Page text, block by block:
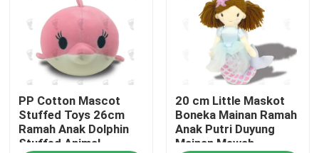
Mainan Mewah Lembut
Boneka Mainan Mewah
Mainan Mewah Kartun
Mainan Boneka Maskot
PP Cotton Mascot
Stuffed Toys 26cm
Ramah Anak Dolphin
Stuffed Animal
20 cm Little Maskot
Boneka Mainan Ramah
Anak Putri Duyung
Mainan Mewah